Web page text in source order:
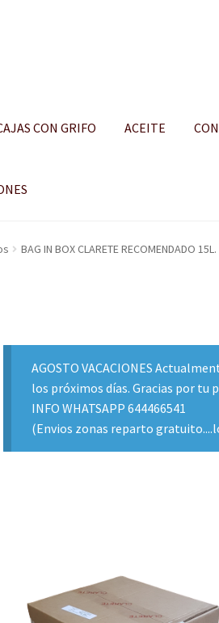
CON GRIFO ACEITE
BAG IN BOX CLARETE RECOMENDADO 15L.
AGOSTO VACACIONES
los próximos días. Gracias por tu
INFO WHATSAPP 644466541
(Envios zonas reparto